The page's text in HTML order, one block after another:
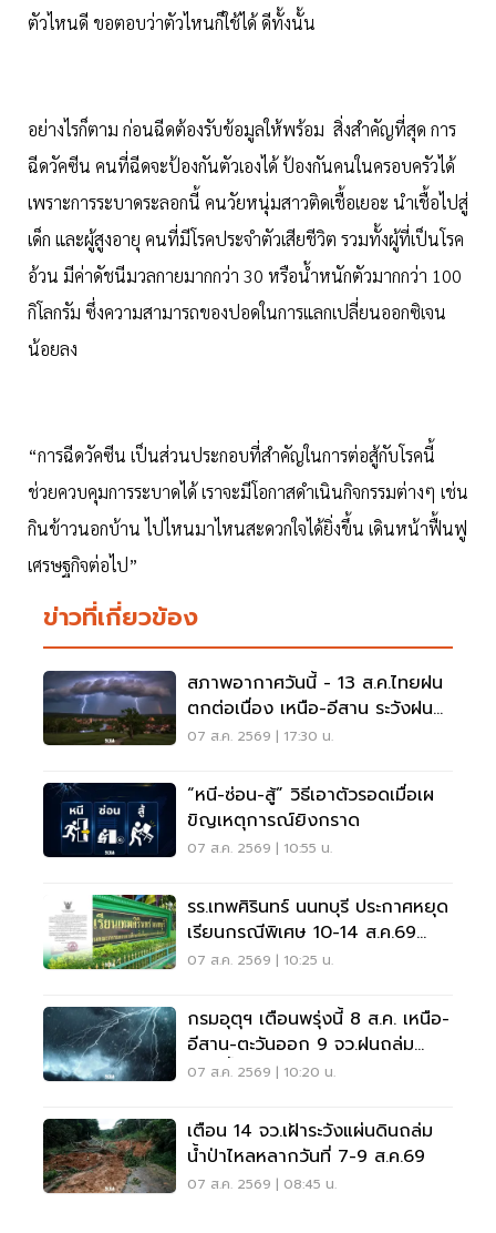
ตัวไหนดี ขอตอบว่าตัวไหนก็ใช้ได้ ดีทั้งนั้น
อย่างไรก็ตาม ก่อนฉีดต้องรับข้อมูลให้พร้อม สิ่งสำคัญที่สุด การ
ฉีดวัคซีน คนที่ฉีดจะป้องกันตัวเองได้ ป้องกันคนในครอบครัวได้
เพราะการระบาดระลอกนี้ คนวัยหนุ่มสาวติดเชื้อเยอะ นำเชื้อไปสู่
เด็ก และผู้สูงอายุ คนที่มีโรคประจำตัวเสียชีวิต รวมทั้งผู้ที่เป็นโรค
อ้วน มีค่าดัชนีมวลกายมากกว่า 30 หรือน้ำหนักตัวมากกว่า 100
กิโลกรัม ซึ่งความสามารถของปอดในการแลกเปลี่ยนออกซิเจน
น้อยลง
“การฉีดวัคซีน เป็นส่วนประกอบที่สำคัญในการต่อสู้กับโรคนี้
ช่วยควบคุมการระบาดได้ เราจะมีโอกาสดำเนินกิจกรรมต่างๆ เช่น
กินข้าวนอกบ้าน ไปไหนมาไหนสะดวกใจได้ยิ่งขึ้น เดินหน้าฟื้นฟู
เศรษฐกิจต่อไป”
ข่าวที่เกี่ยวข้อง
สภาพอากาศวันนี้ - 13 ส.ค.ไทยฝน
ตกต่อเนื่อง เหนือ-อีสาน ระวังฝน
ตกหนักมากบางแห่ง
07 ส.ค. 2569 | 17:30 น.
“หนี-ซ่อน-สู้” วิธีเอาตัวรอดเมื่อเผ
ขิญเหตุการณ์ยิงกราด
07 ส.ค. 2569 | 10:55 น.
รร.เทพศิรินทร์ นนทบุรี ประกาศหยุด
เรียนกรณีพิเศษ 10-14 ส.ค.69
หลังเหตุกราดยิง
07 ส.ค. 2569 | 10:25 น.
กรมอุตุฯ เตือนพรุ่งนี้ 8 ส.ค. เหนือ-
อีสาน-ตะวันออก 9 จว.ฝนถล่ม
ระวังน้ำท่วมฉับพลัน
07 ส.ค. 2569 | 10:20 น.
เตือน 14 จว.เฝ้าระวังแผ่นดินถล่ม
น้ำป่าไหลหลากวันที่ 7-9 ส.ค.69
07 ส.ค. 2569 | 08:45 น.